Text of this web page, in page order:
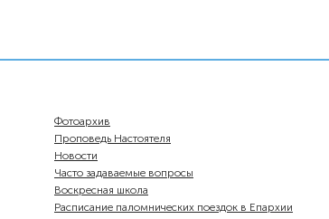
Фотоархив
Проповедь Настоятеля
Новости
Часто задаваемые вопросы
Воскресная школа
Расписание паломнических поездок в Епархии